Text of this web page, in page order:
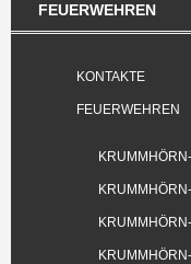
FEUERWEHREN
KONTAKTE
FEUERWEHREN